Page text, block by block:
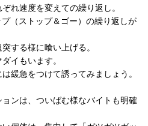
れ速度を変えての繰り返し。
（ストップ＆ゴー）の繰り返しが
する様に喰い上げる。
イもいます。
緩急をつけて誘ってみましょう。
ンは、ついばむ様なバイトも明確